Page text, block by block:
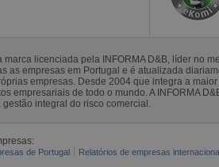
marca licenciada pela INFORMA D&B, líder no
as empresas em Portugal e é atualizada
empresas. Desde 2004 que integra a
empresariais de todo o mundo. A INFORMA
integral do risco comercial.
de Portugal Relatórios de empresas